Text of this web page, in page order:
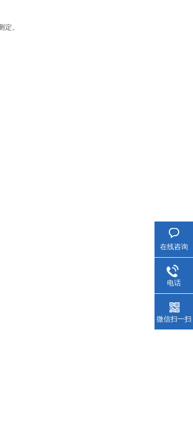
。
在线咨询
电话
微信扫一扫